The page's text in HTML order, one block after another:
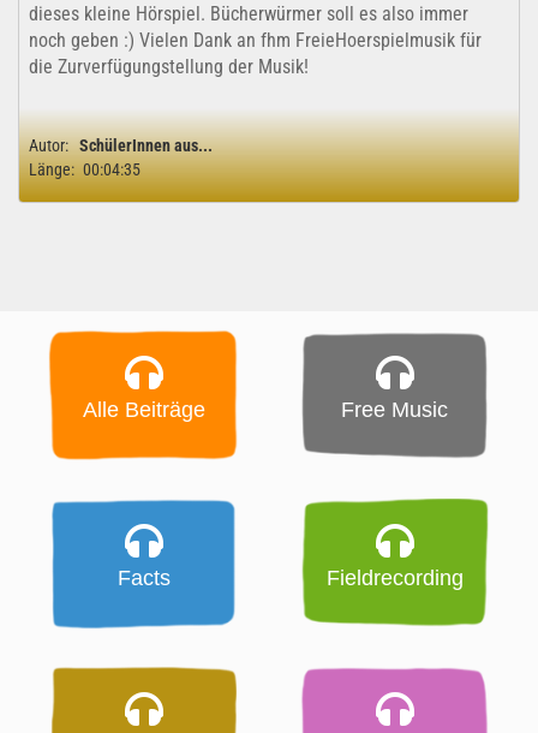
dieses kleine Hörspiel. Bücherwürmer soll es also immer
noch geben :) Vielen Dank an fhm FreieHoerspielmusik für
die Zurverfügungstellung der Musik!
Autor: SchülerInnen aus...
Länge: 00:04:35
Alle Beiträge Free Music
Facts Fieldrecording